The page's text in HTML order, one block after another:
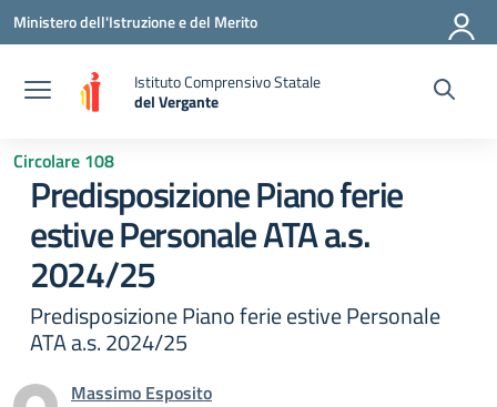
Vai ai contenuti
Vai al menu di navigazione
Vai al footer
Ministero dell'Istruzione e del Merito
Istituto Comprensivo Statale
del Vergante
— Visita la pagina iniziale della scuola
Circolare 108
Predisposizione Piano ferie
estive Personale ATA a.s.
2024/25
Predisposizione Piano ferie estive Personale
ATA a.s. 2024/25
Massimo Esposito